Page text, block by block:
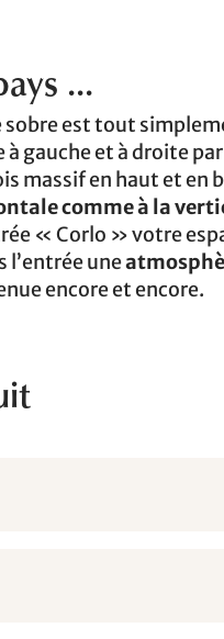
...
sobre est tout
gauche et à droite par
massif en haut et
comme à la
« Corlo » votre
l’entrée une
encore et encore.